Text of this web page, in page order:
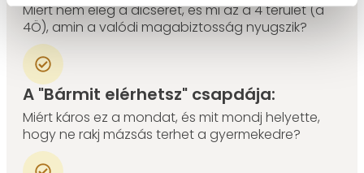
Miért nem elég a dicséret, és mi az a 4 terület (a
4Ö), amin a valódi magabiztosság nyugszik?
A "Bármit elérhetsz" csapdája:
Miért káros ez a mondat, és mit mondj helyette,
hogy ne rakj mázsás terhet a gyermekedre?